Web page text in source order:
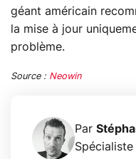
géant américain
la mise à jour
problème.
Source : Neowin
Par